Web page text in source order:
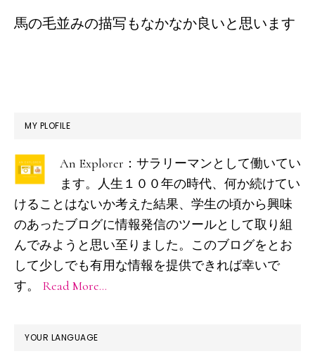
馬の毛並みの描写もなかなか良いと思います
最
初
の
サ
イ
ド
バ
ー
MY PLOFILE
An Explorer：サラリーマンとして働いてい
ます。人生１００年の時代、何か続けてい
けることはないか考えた結果、学生の頃から興味
のあったブログに情報発信のツールとして取り組
んでみようと思い至りました。このブログをとお
して少しでも有用な情報を提供できれば幸いで
す。 Read More…
YOUR LANGUAGE